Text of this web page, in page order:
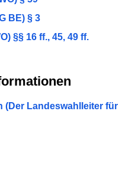
BE) § 3
§§ 16 ff., 45, 49 ff.
(Der Landeswahlleiter für